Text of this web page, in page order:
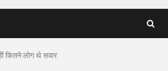
कितने लोग थे सवार